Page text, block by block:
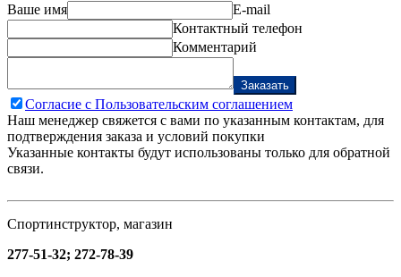
Ваше имя
E-mail
Контактный телефон
Комментарий
Заказать
Согласие с Пользовательским соглашением
Наш менеджер свяжется с вами по указанным контактам, для
подтверждения заказа и условий покупки
Указанные контакты будут использованы только для обратной
связи.
Спортинструктор, магазин
277-51-32; 272-78-39